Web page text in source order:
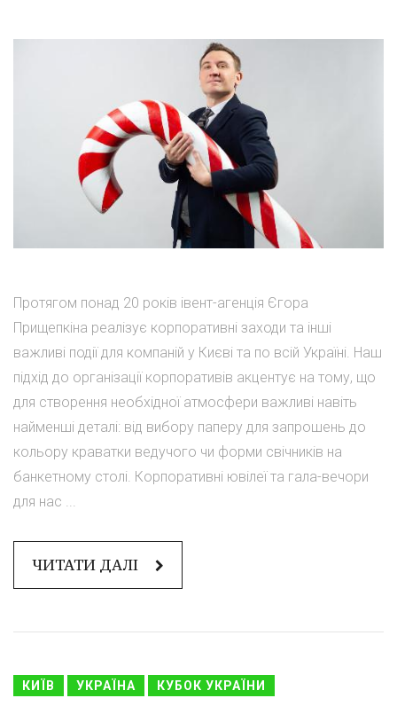
Протягом понад 20 років івент-агенція Єгора
Прищепкіна реалізує корпоративні заходи та інші
важливі події для компаній у Києві та по всій Україні. Наш
підхід до організації корпоративів акцентує на тому, що
для створення необхідної атмосфери важливі навіть
найменші деталі: від вибору паперу для запрошень до
кольору краватки ведучого чи форми свічників на
банкетному столі. Корпоративні ювілеї та гала-вечори
для нас ...
ЧИТАТИ ДАЛІ
КИЇВ УКРАЇНА КУБОК УКРАЇНИ